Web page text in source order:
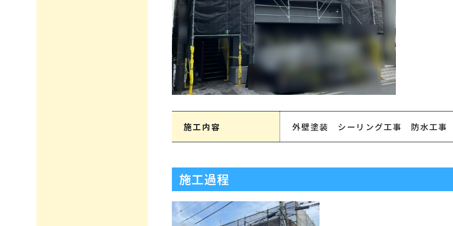
施工内容 外壁塗装 シーリング工事 防水工
施工過程